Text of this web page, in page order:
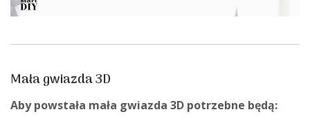
Mała gwiazda 3D
Aby powstała mała gwiazda 3D potrzebne będą: